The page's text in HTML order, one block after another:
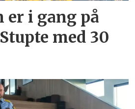
i gang på
med 30